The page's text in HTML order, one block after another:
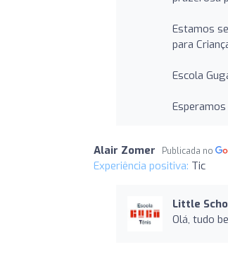
Estamos
para
Escola
Alair Zomer Publicada no
Experiência positiva: Tic
Little
Olá, tudo